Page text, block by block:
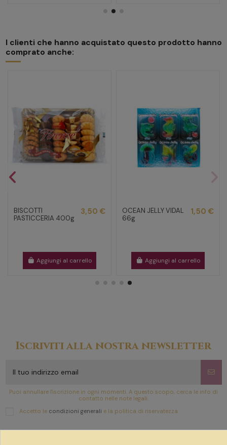
I clienti che hanno acquistato questo prodotto hanno
comprato anche:
BISCOTTI
PASTICCERIA 400g
3,50 €
Aggiungi al carrello
OCEAN JELLY VIDAL
66g
1,50 €
Aggiungi al carrello
Iscriviti alla nostra newsletter
Puoi annullare l'iscrizione in ogni momenti. A questo scopo, cerca le info di
contatto nelle note legali.
Accetto le condizioni generali e la politica di riservatezza